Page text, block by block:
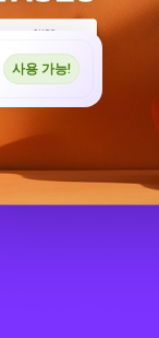
사용 가능!